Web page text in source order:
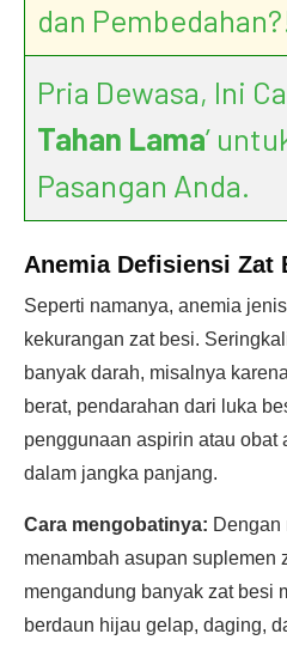
dan
Pria Dewasa, Ini
Tahan Lama’
Pasangan Anda.
Anemia Defisiensi Zat
Seperti namanya, anemia
kekurangan zat besi.
banyak darah, misalnya
berat, pendarahan dari luka
penggunaan aspirin atau obat
dalam jangka panjang.
Cara mengobatinya: Dengan
menambah asupan suplemen
mengandung banyak zat besi
berdaun hijau gelap, daging,